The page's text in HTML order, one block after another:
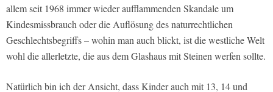
allem seit 1968 immer wieder aufflammenden Skandale um
Kindesmissbrauch oder die Auflösung des naturrechtlichen
Geschlechtsbegriffs – wohin man auch blickt, ist die westliche Welt
wohl die allerletzte, die aus dem Glashaus mit Steinen werfen sollte.
Natürlich bin ich der Ansicht, dass Kinder auch mit 13, 14 und